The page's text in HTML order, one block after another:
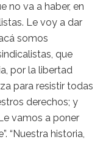
no va a haber, en
Le voy a dar
somos
que
por la libertad
para resistir todas
derechos; y
vamos a poner
“Nuestra historia,